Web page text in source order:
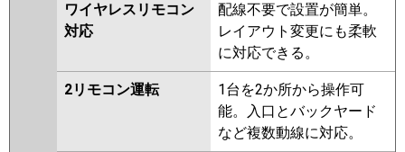
ワイヤレスリモコン
対応
配線不要で設置が簡単。
レイアウト変更にも柔軟
に対応できる。
2リモコン運転
1台を2か所から操作可
能。入口とバックヤード
など複数動線に対応。